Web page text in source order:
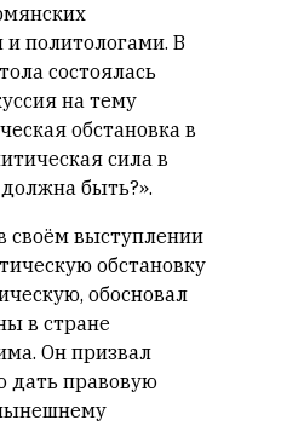
и политологами. В
состоялась
на тему
обстановка в
сила в
быть?».
своём выступлении
обстановку
обосновал
в стране
Он призвал
дать правовую